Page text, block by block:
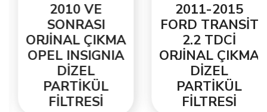
2010 VE
SONRASI
ORJİNAL ÇIKMA
OPEL INSIGNIA
DİZEL
PARTİKÜL
FİLTRESİ
2011-2015
FORD TRANSİT
2.2 TDCİ
ORJİNAL ÇIKMA
DİZEL
PARTİKÜL
FİLTRESİ